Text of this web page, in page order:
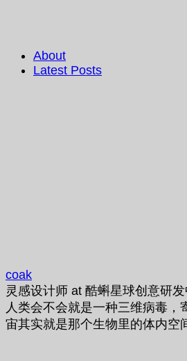
About
Latest Posts
coak
灵感设计师 at 酷蝌星球创意研
人类会不会就是一种三维病毒，
宙其实就是那个生物里的体内空